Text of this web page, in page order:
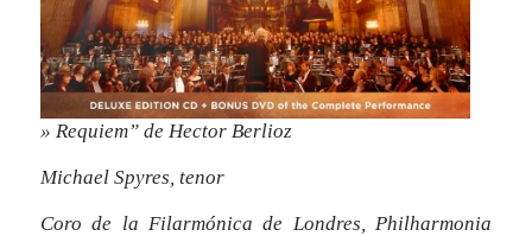
» Requiem” de Hector Berlioz
Michael Spyres, tenor
Coro de la Filarmónica de Londres, Philharmonia